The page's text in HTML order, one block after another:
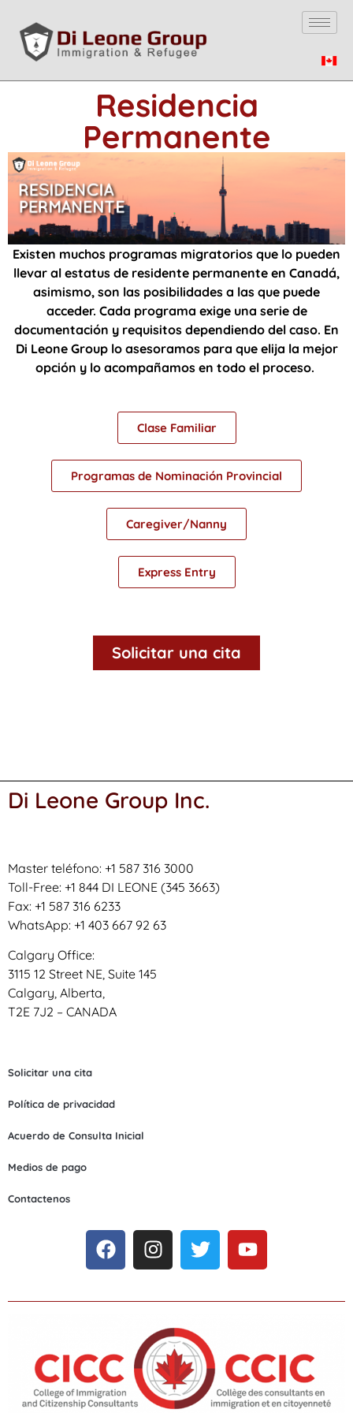
Residencia
Permanente
Existen muchos programas migratorios que lo pueden
llevar al estatus de residente permanente en Canadá,
asimismo, son las posibilidades a las que puede
acceder. Cada programa exige una serie de
documentación y requisitos dependiendo del caso. En
Di Leone Group lo asesoramos para que elija la mejor
opción y lo acompañamos en todo el proceso.
Clase Familiar
Programas de Nominación Provincial
Caregiver/Nanny
Express Entry
Solicitar una cita
Di Leone Group Inc.
Master teléfono: +1 587 316 3000
Toll-Free: +1 844 DI LEONE (345 3663)
Fax: +1 587 316 6233
WhatsApp: +1 403 667 92 63
Calgary Office:
3115 12 Street NE, Suite 145
Calgary, Alberta,
T2E 7J2 – CANADA
Solicitar una cita
Política de privacidad
Acuerdo de Consulta Inicial
Medios de pago
Contactenos